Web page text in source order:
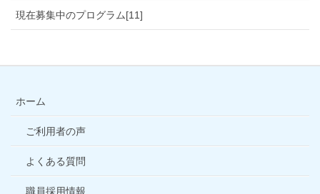
現在募集中のプログラム[11]
ホーム
ご利用者の声
よくある質問
職員採用情報